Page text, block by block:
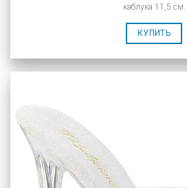
каблука 11,5 см.
КУПИТЬ